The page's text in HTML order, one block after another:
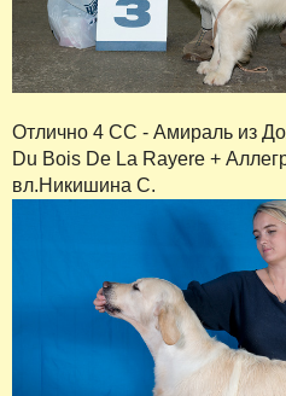
Отлично 4 СС - Амираль из
Du Bois De La Rayere +
вл.Никишина С.